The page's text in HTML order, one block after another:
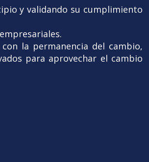
y validando su cumplimiento
la permanencia del cambio,
para aprovechar el cambio